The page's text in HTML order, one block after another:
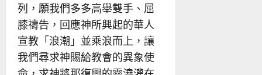
列，願我們多多高舉雙手、屈
膝禱告，回應神所興起的華人
宣教「浪潮」並乘浪而上，讓
我們尋求神賜給教會的異象使